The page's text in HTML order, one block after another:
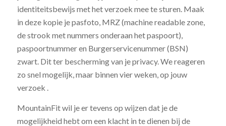
identiteitsbewijs met het verzoek mee te sturen. Maak
in deze kopie je pasfoto, MRZ (machine readable zone,
de strook met nummers onderaan het paspoort),
paspoortnummer en Burgerservicenummer (BSN)
zwart. Dit ter bescherming van je privacy. We reageren
zo snel mogelijk, maar binnen vier weken, op jouw
verzoek .
MountainFit wil je er tevens op wijzen dat je de
mogelijkheid hebt om een klacht in te dienen bij de